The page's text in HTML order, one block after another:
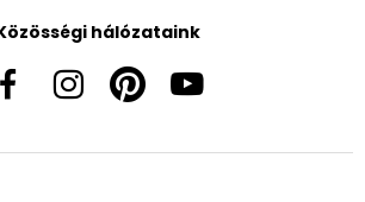
hálózataink